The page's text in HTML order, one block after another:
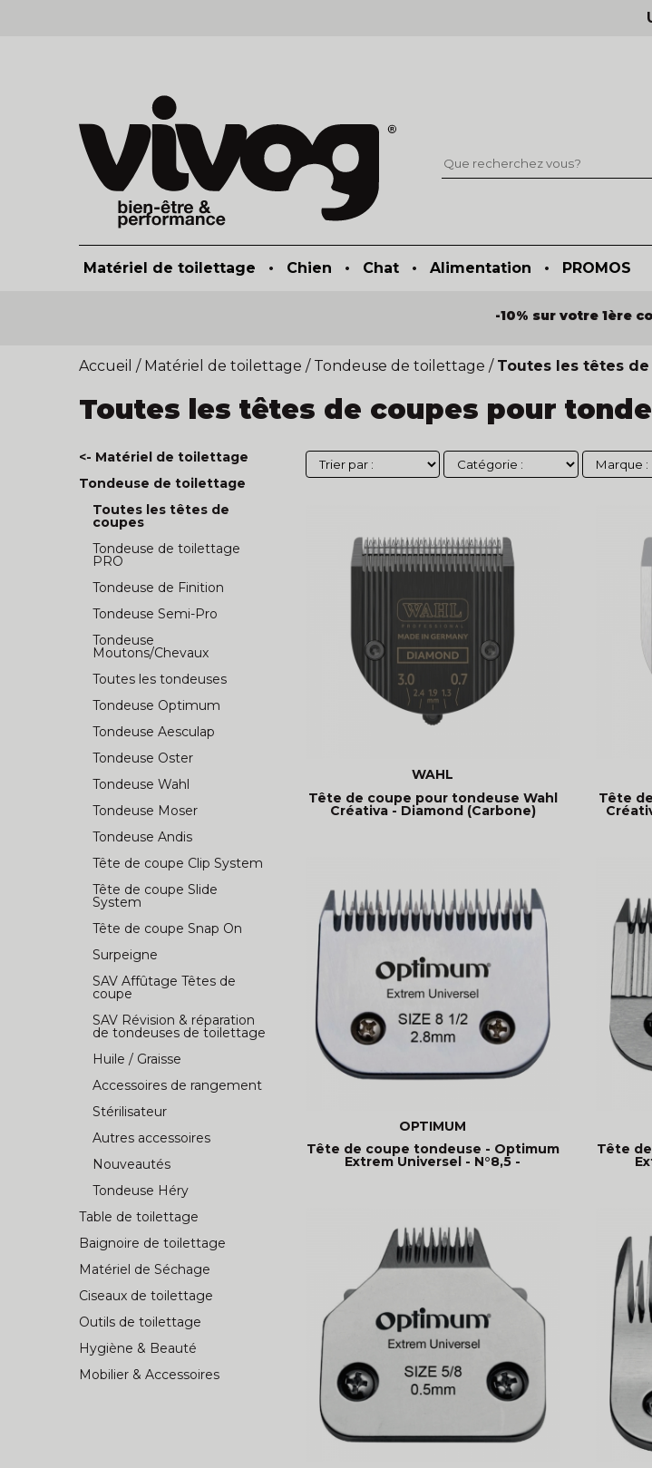
Matériel de toilettage • Chien • Chat • Alimentation • PROMOS
-25% de remise sur les produits dès 100€
Accueil / Matériel de toilettage / Tondeuse de toilettage / Toutes les têtes
Toutes les têtes de coupes pour
<- Matériel de toilettage
Tondeuse de toilettage
Toutes les têtes de
coupes
Tondeuse de toilettage
PRO
Tondeuse de Finition
Tondeuse Semi-Pro
Tondeuse
Moutons/Chevaux
Toutes les tondeuses
Tondeuse Optimum
Tondeuse Aesculap
Tondeuse Oster
Tondeuse Wahl
Tondeuse Moser
Tondeuse Andis
Tête de coupe Clip System
Tête de coupe Slide
System
Tête de coupe Snap On
Surpeigne
SAV Affûtage Têtes de
coupe
SAV Révision & réparation
de tondeuses de toilettage
Huile / Graisse
Accessoires de rangement
Stérilisateur
Autres accessoires
Nouveautés
Tondeuse Héry
Table de toilettage
Baignoire de toilettage
Matériel de Séchage
Ciseaux de toilettage
Outils de toilettage
Hygiène & Beauté
Mobilier & Accessoires
WAHL
Tête de coupe pour tondeuse Wahl
Créativa - Diamond (Carbone)
Tête
OPTIMUM
Tête de coupe tondeuse - Optimum
Extrem Universel - N°8,5 -
Tête